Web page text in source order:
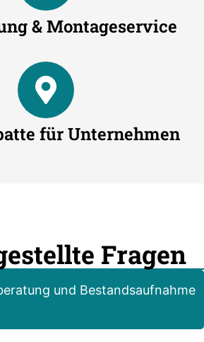
& Montageservice
für Unternehmen
Fragen
und Bestandsaufnahme